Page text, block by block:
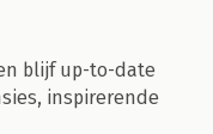
blijf up-to-date
inspirerende